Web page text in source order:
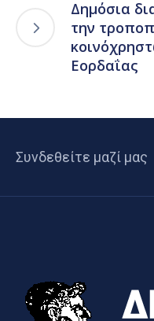
Δημόσια
την
Εορδαΐας
Συνδεθείτε μαζί μας